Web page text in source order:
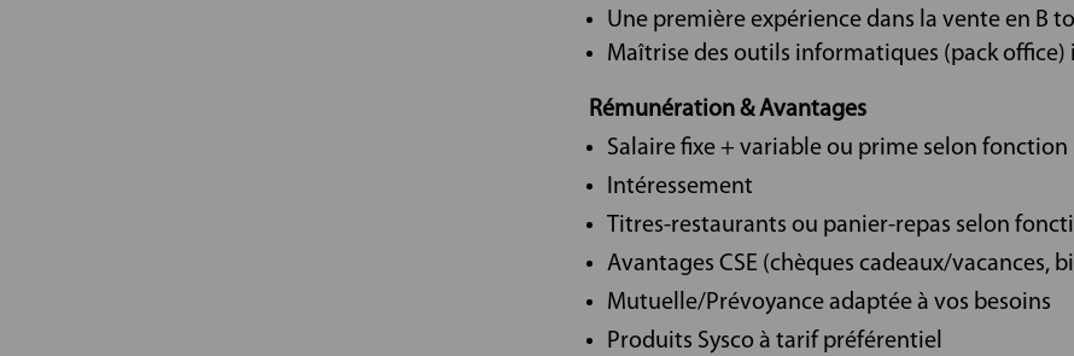
Une première expérience dans la vente en B
Maîtrise des outils informatiques (pack office)
Rémunération & Avantages
Salaire fixe + variable ou prime selon fonction
Intéressement
Titres-restaurants ou panier-repas selon
Avantages CSE (chèques cadeaux/vacances,
Mutuelle/Prévoyance adaptée à vos besoins
Produits Sysco à tarif préférentiel